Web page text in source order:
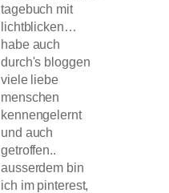
tagebuch mit
lichtblicken…
habe auch
durch's bloggen
viele liebe
menschen
kennengelernt
und auch
getroffen..
ausserdem bin
ich im pinterest,